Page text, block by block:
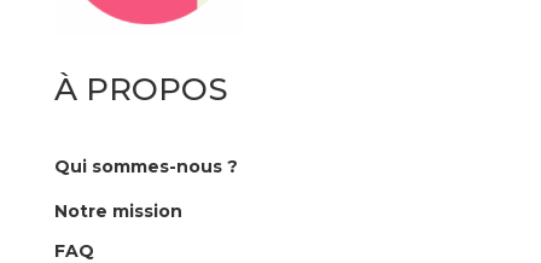
À PROPOS
Qui sommes-nous ?
Notre mission
FAQ